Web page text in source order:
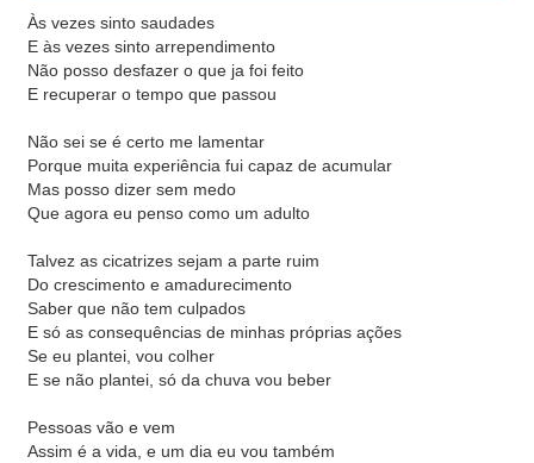
Às vezes sinto saudades
E às vezes sinto arrependimento
Não posso desfazer o que ja foi feito
E recuperar o tempo que passou
Não sei se é certo me lamentar
Porque muita experiência fui capaz de acumular
Mas posso dizer sem medo
Que agora eu penso como um adulto
Talvez as cicatrizes sejam a parte ruim
Do crescimento e amadurecimento
Saber que não tem culpados
E só as consequências de minhas próprias ações
Se eu plantei, vou colher
E se não plantei, só da chuva vou beber
Pessoas vão e vem
Assim é a vida, e um dia eu vou também